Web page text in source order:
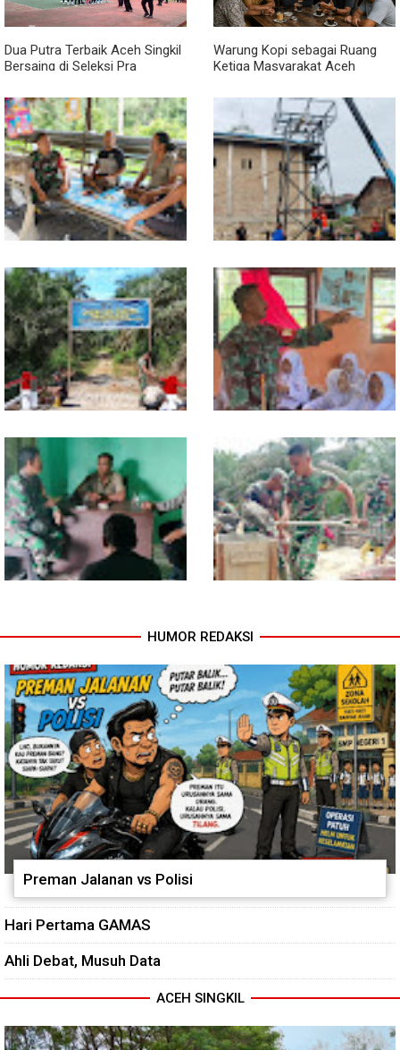
Dua Putra Terbaik Aceh Singkil
Bersaing di Seleksi Pra
Warung Kopi sebagai Ruang
Ketiga Masyarakat Aceh
Lewat Komsos di Warung
Kopi, Babinsa Bangun Sinergi
dan Kekompakan Warga
Progres TNI AD Manunggal Air
Dikebut, Babinsa dan Warga
Dirikan Tower Polytank di
Belegen Mulia
Kodim 0118 Tancap Gas
Rampungkan Finishing
Jembatan Garuda
Melalui Wasbang, Babinsa
Bentuk Karakter dan Jiwa
Patriotisme Pelajar
Babinsa dan Bhabinkamtibmas
RI ke-81 dengan Kibarkan
Merah Putih
Cuaca Tak Jadi Penghalang,
Garuda dan Pengacian Terus
Dikebut
HUMOR REDAKSI
Preman Jalanan vs Polisi
Hari Pertama GAMAS
Ahli Debat, Musuh Data
ACEH SINGKIL